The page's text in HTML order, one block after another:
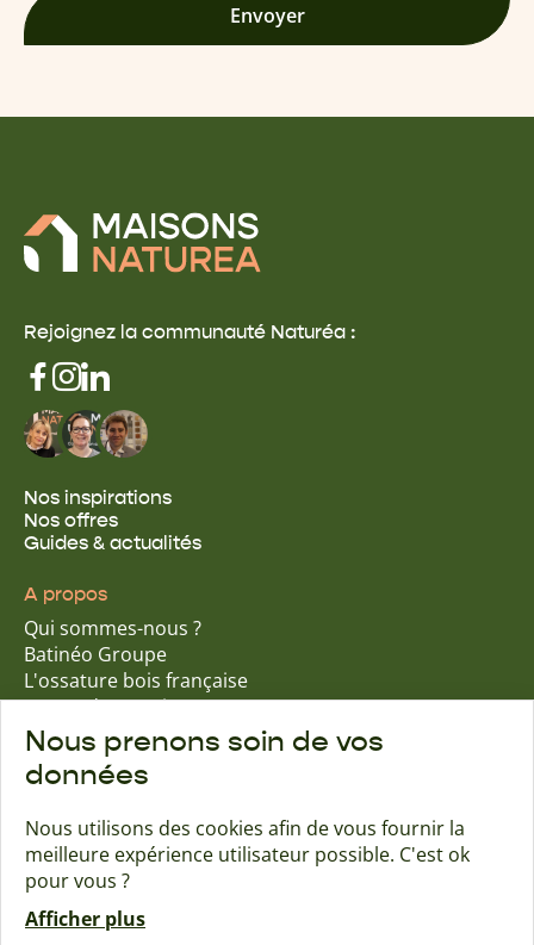
Envoyer
Rejoignez la communauté Naturéa :
Nos inspirations
Nos offres
Guides & actualités
A propos
Qui sommes-nous ?
Batinéo Groupe
L'ossature bois française
15 ans d'expertise
Nos engagements écologiques
Nos garanties assurantielles
Trouver une agence Contact
Nous prenons soin de vos
données
Nous utilisons des cookies afin de vous fournir la
meilleure expérience utilisateur possible. C'est ok
pour vous ?
Afficher plus